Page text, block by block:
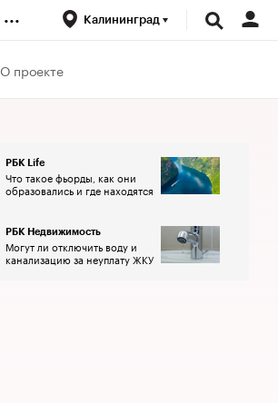
... Калининград
О проекте
РБК Life
Что такое фьорды, как они
образовались и где находятся
РБК Недвижимость
Могут ли отключить воду и
канализацию за неуплату ЖКУ